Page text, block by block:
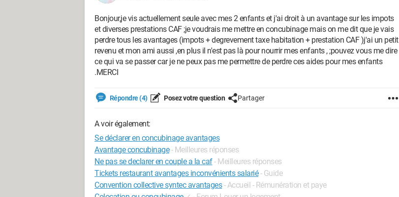
Bonjour,je vis actuellement seule avec mes 2 enfants et j'ai droit à un avantage sur les impots
et diverses prestations CAF ;je voudrais me mettre en concubinage mais on me dit que je vais
perdre tous les avantages (impots + degrevement taxe habitation + prestation CAF )j'ai un petit
revenu et mon ami aussi ,en plus il n'est pas là pour nourrir mes enfants , ;pouvez vous me dire
ce qui va se passer car je ne peux pas me permettre de perdre ces aides pour mes enfants
.MERCI
Répondre (4) Posez votre question Partager
A voir également:
Se déclarer en concubinage avantages
Avantage concubinage - Meilleures réponses
Ne pas se declarer en couple a la caf- Meilleures réponses
Tickets restaurant avantages inconvénients salarié - Guide
Convention collective syntec avantages - Accueil - Rémunération et paye